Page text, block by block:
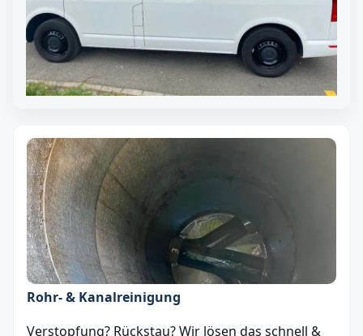
Rohr- & Kanalreinigung
Verstopfung? Rückstau? Wir lösen das schnell &